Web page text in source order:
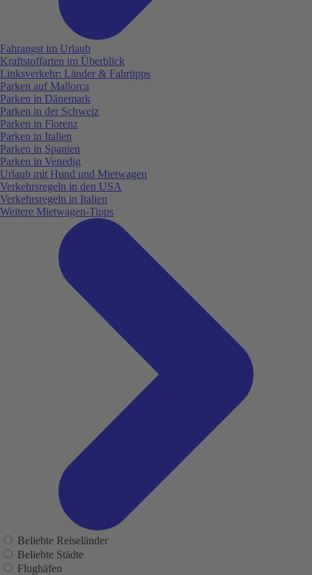
Fahrangst im Urlaub
Kraftstoffarten im Überblick
Linksverkehr: Länder & Fahrtipps
Parken auf Mallorca
Parken in Dänemark
Parken in der Schweiz
Parken in Florenz
Parken in Italien
Parken in Spanien
Parken in Venedig
Urlaub mit Hund und Mietwagen
Verkehrsregeln in den USA
Verkehrsregeln in Italien
Weitere Mietwagen-Tipps
Beliebte Reiseländer
Beliebte Städte
Flughäfen